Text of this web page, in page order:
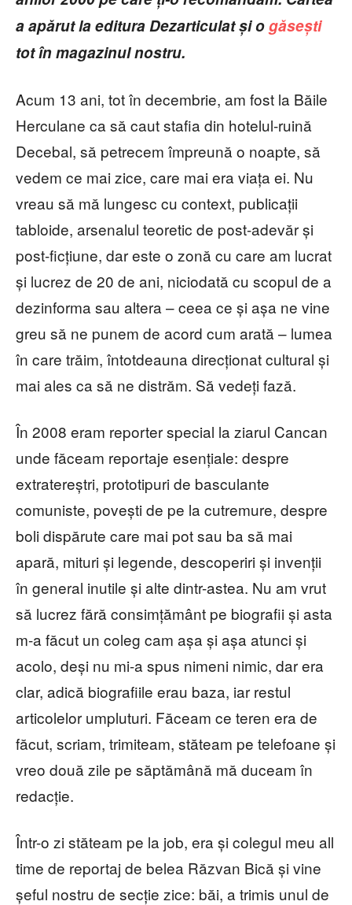
a apărut la editura Dezarticulatși ogăsești
totîn magazinul nostru.
Acum 13 ani, tot în decembrie, am fost la Băile
Herculane ca să caut stafia din hotelul-ruină
Decebal, să petrecem împreună o noapte, să
vedem ce mai zice, care mai era viața ei. Nu
vreau să mă lungesc cu context, publicații
tabloide, arsenalul teoretic de post-adevăr și
post-ficțiune, dar este o zonă cu care am lucrat
și lucrez de 20 de ani, niciodată cu scopul de a
dezinforma sau altera – ceea ce și așa ne vine
greu să ne punem de acord cum arată – lumea
în care trăim, întotdeauna direcționat cultural și
mai ales ca să ne distrăm. Să vedeți fază.
În 2008 eram reporter special la ziarul Cancan
unde făceam reportaje esențiale: despre
extratereștri, prototipuri de basculante
comuniste, povești de pe la cutremure, despre
boli dispărute care mai pot sau ba să mai
apară, mituri și legende, descoperiri și invenții
în general inutile și alte dintr-astea. Nu am vrut
să lucrez fără consimțământ pe biografii și asta
m-a făcut un coleg cam așa și așa atunci și
acolo, deși nu mi-a spus nimeni nimic, dar era
clar, adică biografiile erau baza, iar restul
articolelor umpluturi. Făceam ce teren era de
făcut, scriam, trimiteam, stăteam pe telefoane și
vreo două zile pe săptămână mă duceam în
redacție.
Într-o zi stăteam pe la job, era și colegul meu all
time de reportaj de belea Răzvan Bică și vine
șeful nostru de secție zice: băi, a trimis unul de